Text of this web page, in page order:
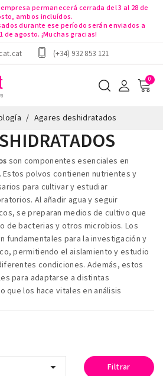
permanecerá cerrada del 3 al 28 de
ambos incluídos.
durante ese período serán enviados a
de agosto. ¡Muchas gracias!
(+34) 932 853 121
Agares deshidratados
son componentes esenciales en
polvos contienen nutrientes y
para cultivar y estudiar
Al añadir agua y seguir
se preparan medios de cultivo que
de bacterias y otros microbios. Los
fundamentales para la investigación y
permitiendo el aislamiento y estudio
condiciones. Además, estos
para adaptarse a distintas
que los hace vitales en análisis
 Filtrar